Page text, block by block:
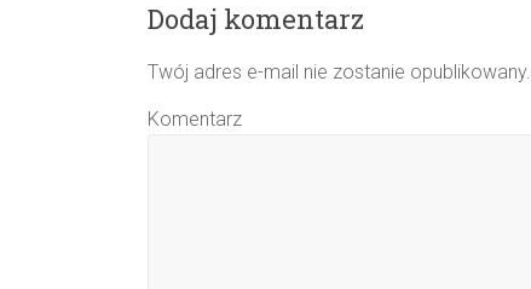
Dodaj komentarz
Twój adres e-mail nie zostanie opublikowany.
Komentarz